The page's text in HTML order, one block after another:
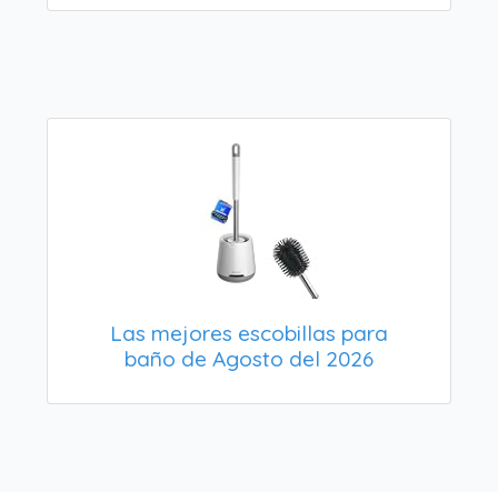
Las mejores escobillas para
baño de Agosto del 2026